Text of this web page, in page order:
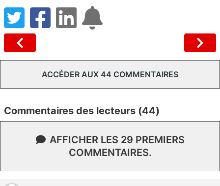
ACCÉDER AUX 44 COMMENTAIRES
Commentaires des lecteurs (44)
AFFICHER LES 29 PREMIERS
COMMENTAIRES.